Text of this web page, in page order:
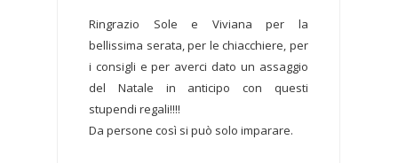
Ringrazio Sole e Viviana per la
bellissima serata, per le chiacchiere, per
i consigli e per averci dato un assaggio
del Natale in anticipo con questi
stupendi regali!!!!
Da persone così si può solo imparare.